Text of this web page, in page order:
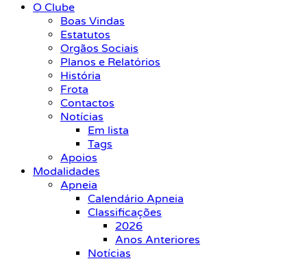
O Clube
Boas Vindas
Estatutos
Orgãos Sociais
Planos e Relatórios
História
Frota
Contactos
Notícias
Em lista
Tags
Apoios
Modalidades
Apneia
Calendário Apneia
Classificações
2026
Anos Anteriores
Notícias